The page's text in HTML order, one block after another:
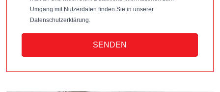
Umgang mit Nutzerdaten finden Sie in unserer
Datenschutzerklärung.
SENDEN